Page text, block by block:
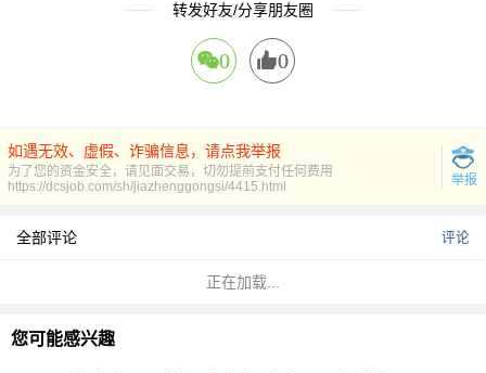
转发好友/分享朋友圈
0 0
如遇无效、虚假、诈骗信息，请点我举报
为了您的资金安全，请见面交易，切勿提前支付任何费用
举报
https://dcsjob.com/sh/jiazhenggongsi/4415.html
全部评论 评论
正在加载...
您可能感兴趣